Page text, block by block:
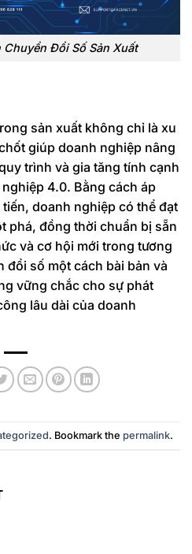
Đổi Số Sản Xuất
sản xuất không chỉ là xu
giúp doanh nghiệp nâng
trình và gia tăng tính cạnh
4.0. Bằng cách áp
doanh nghiệp có thể đạt
phá, đồng thời chuẩn bị sẵn
và cơ hội mới trong tương
đổi số một cách bài bản và
vững chắc cho sự phát
lâu dài của doanh
. Bookmark the permalink.